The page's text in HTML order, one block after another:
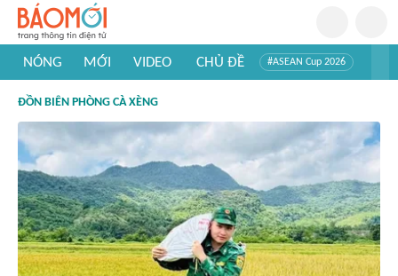
NÓNG MỚI VIDEO CHỦ ĐỀ #ASEAN Cup 2026
#Khám phá thế giới
ĐỒN BIÊN PHÒNG CÀ XÈNG